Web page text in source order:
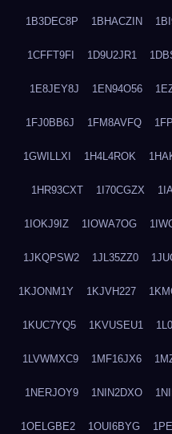
1B3DEC8P 1BHACZIN
1CFFT9FI 1D9U2JR1
1E8JEY8J 1EN94O56
1FJ0BB6J 1FM8AVFQ
1GWILLXI 1H4L4ROK
1HR93CXT 1I70CGZX
1IOKJ9IZ 1IOWA7OG
1JKQPSW2 1JL35ZZ0
1KJONM1Y 1KJVH227
1KUC7YQ5 1KVUSEU1
1LVWMXC9 1MF16JX6
1NERJOY9 1NIN2DXO
1OELGBE2 1OUI6BYG